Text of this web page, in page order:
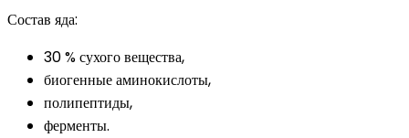
Состав яда:
30 % сухого вещества,
биогенные аминокислоты,
полипептиды,
ферменты.